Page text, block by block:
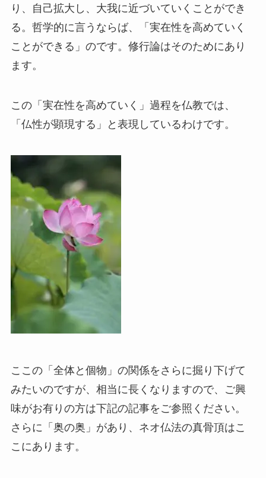
り、自己拡大し、大我に近づいていくことができ
る。哲学的に言うならば、「実在性を高めていく
ことができる」のです。修行論はそのためにあり
ます。
この「実在性を高めていく」過程を仏教では、
「仏性が顕現する」と表現しているわけです。
ここの「全体と個物」の関係をさらに掘り下げて
みたいのですが、相当に長くなりますので、ご興
味がお有りの方は下記の記事をご参照ください。
さらに「奥の奥」があり、ネオ仏法の真骨頂はこ
こにあります。